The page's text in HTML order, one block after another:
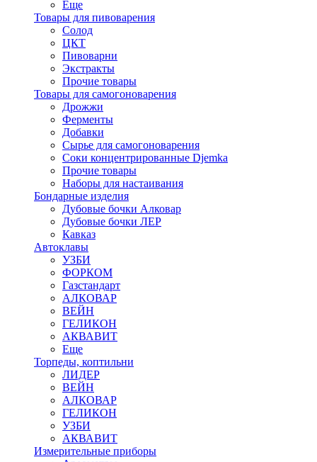
Еще
Товары для пивоварения
Солод
ЦКТ
Пивоварни
Экстракты
Прочие товары
Товары для самогоноварения
Дрожжи
Ферменты
Добавки
Сырье для самогоноварения
Соки концентрированные Djemka
Прочие товары
Наборы для настаивания
Бондарные изделия
Дубовые бочки Алковар
Дубовые бочки ЛЕР
Кавказ
Автоклавы
УЗБИ
ФОРКОМ
Газстандарт
АЛКОВАР
ВЕЙН
ГЕЛИКОН
АКВАВИТ
Еще
Торпеды, коптильни
ЛИДЕР
ВЕЙН
АЛКОВАР
ГЕЛИКОН
УЗБИ
АКВАВИТ
Измерительные приборы